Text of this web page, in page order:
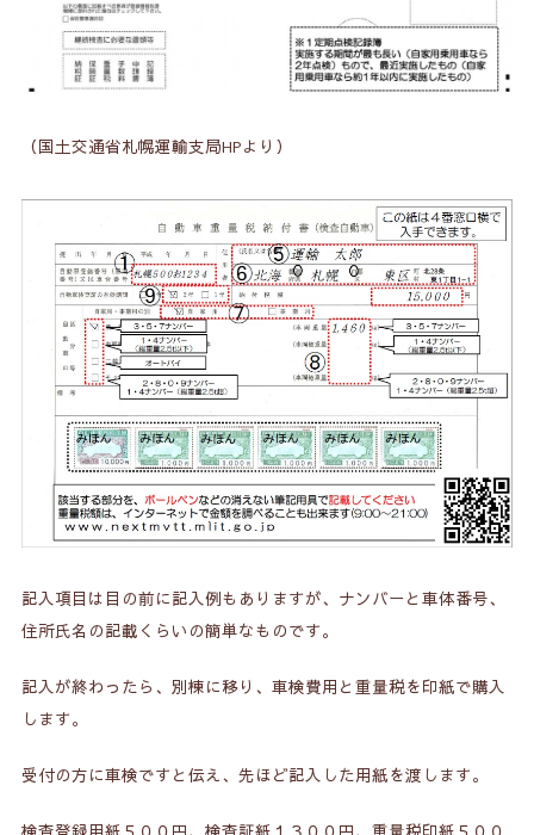
（国土交通省札幌運輸支局HPより）
記入項目は目の前に記入例もありますが、ナンバーと車体番号、
住所氏名の記載くらいの簡単なものです。
記入が終わったら、別棟に移り、車検費用と重量税を印紙で購入
します。
受付の方に車検ですと伝え、先ほど記入した用紙を渡します。